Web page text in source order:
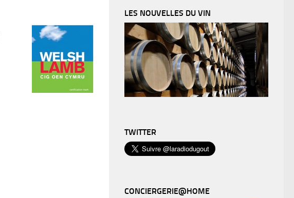
LES NOUVELLES DU VIN
TWITTER
CONCIERGERIE@HOME